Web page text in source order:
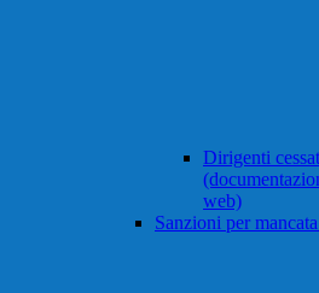
Dirigenti
web)
Sanzioni per